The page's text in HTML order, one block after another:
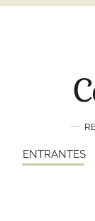
—
ENTRANTES